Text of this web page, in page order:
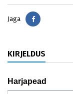
Jaga Jaga
KIRJELDUS
Harjapead